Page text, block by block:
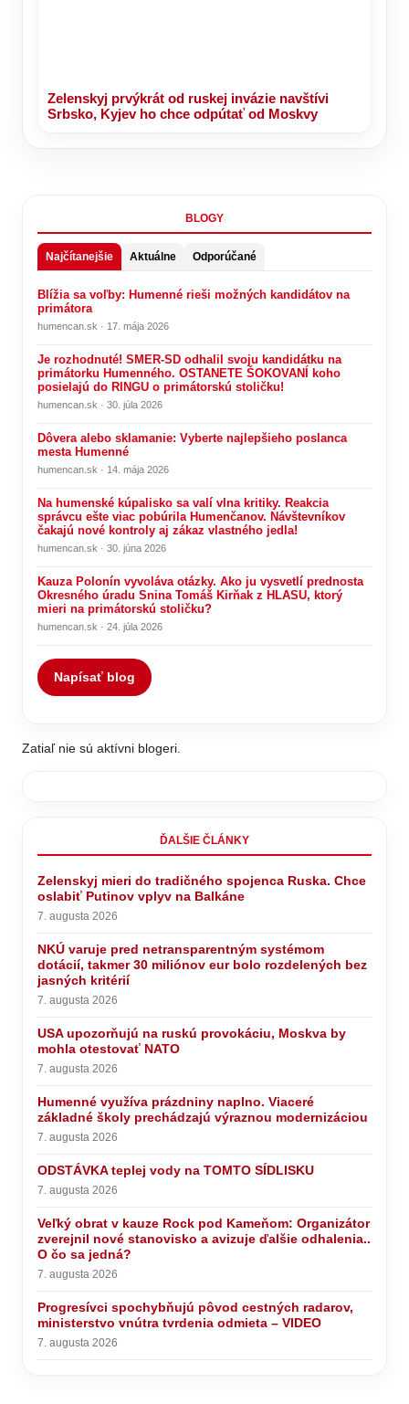
Zelenskyj prvýkrát od ruskej invázie navštívi
Srbsko, Kyjev ho chce odpútať od Moskvy
BLOGY
Najčítanejšie Aktuálne Odporúčané
Blížia sa voľby: Humenné rieši možných kandidátov na
primátora
humencan.sk · 17. mája 2026
Je rozhodnuté! SMER-SD odhalil svoju kandidátku na
primátorku Humenného. OSTANETE ŠOKOVANÍ koho
posielajú do RINGU o primátorskú stoličku!
humencan.sk · 30. júla 2026
Dôvera alebo sklamanie: Vyberte najlepšieho poslanca
mesta Humenné
humencan.sk · 14. mája 2026
Na humenské kúpalisko sa valí vlna kritiky. Reakcia
správcu ešte viac pobúrila Humenčanov. Návštevníkov
čakajú nové kontroly aj zákaz vlastného jedla!
humencan.sk · 30. júna 2026
Kauza Polonín vyvoláva otázky. Ako ju vysvetlí prednosta
Okresného úradu Snina Tomáš Kirňak z HLASU, ktorý
mieri na primátorskú stoličku?
humencan.sk · 24. júla 2026
Napísať blog
Zatiaľ nie sú aktívni blogeri.
ĎALŠIE ČLÁNKY
Zelenskyj mieri do tradičného spojenca Ruska. Chce
oslabiť Putinov vplyv na Balkáne
7. augusta 2026
NKÚ varuje pred netransparentným systémom
dotácií, takmer 30 miliónov eur bolo rozdelených bez
jasných kritérií
7. augusta 2026
USA upozorňujú na ruskú provokáciu, Moskva by
mohla otestovať NATO
7. augusta 2026
Humenné využíva prázdniny naplno. Viaceré
základné školy prechádzajú výraznou modernizáciou
7. augusta 2026
ODSTÁVKA teplej vody na TOMTO SÍDLISKU
7. augusta 2026
Veľký obrat v kauze Rock pod Kameňom: Organizátor
zverejnil nové stanovisko a avizuje ďalšie odhalenia..
O čo sa jedná?
7. augusta 2026
Progresívci spochybňujú pôvod cestných radarov,
ministerstvo vnútra tvrdenia odmieta – VIDEO
7. augusta 2026